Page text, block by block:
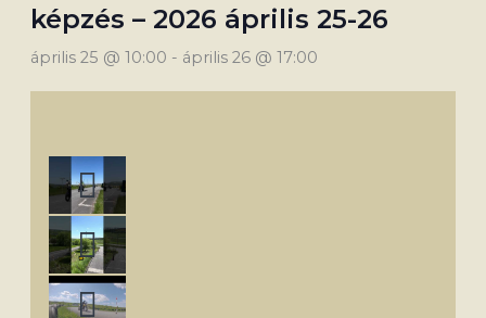
képzés – 2026 április 25-26
április 25 @ 10:00 - április 26 @ 17:00